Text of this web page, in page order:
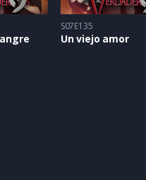
S07E135
Un viejo amor